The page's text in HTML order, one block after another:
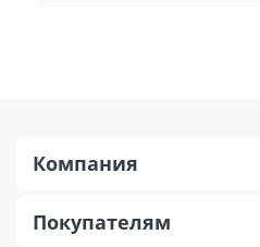
Компания
Покупателям